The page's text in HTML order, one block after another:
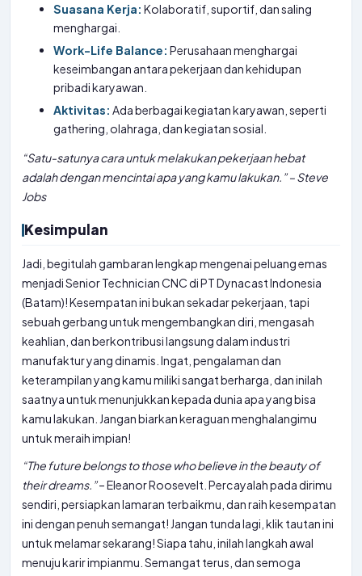
Suasana Kerja: Kolaboratif, suportif, dan saling
menghargai.
Work-Life Balance: Perusahaan menghargai
keseimbangan antara pekerjaan dan kehidupan
pribadi karyawan.
Aktivitas: Ada berbagai kegiatan karyawan, seperti
gathering, olahraga, dan kegiatan sosial.
“Satu-satunya cara untuk melakukan pekerjaan hebat
adalah dengan mencintai apa yang kamu lakukan.” – Steve
Jobs
Kesimpulan
Jadi, begitulah gambaran lengkap mengenai peluang emas
menjadi Senior Technician CNC di PT Dynacast Indonesia
(Batam)! Kesempatan ini bukan sekadar pekerjaan, tapi
sebuah gerbang untuk mengembangkan diri, mengasah
keahlian, dan berkontribusi langsung dalam industri
manufaktur yang dinamis. Ingat, pengalaman dan
keterampilan yang kamu miliki sangat berharga, dan inilah
saatnya untuk menunjukkan kepada dunia apa yang bisa
kamu lakukan. Jangan biarkan keraguan menghalangimu
untuk meraih impian!
“The future belongs to those who believe in the beauty of
their dreams.”– Eleanor Roosevelt. Percayalah pada dirimu
sendiri, persiapkan lamaran terbaikmu, dan raih kesempatan
ini dengan penuh semangat! Jangan tunda lagi, klik tautan ini
untuk melamar sekarang! Siapa tahu, inilah langkah awal
menuju karir impianmu. Semangat terus, dan semoga